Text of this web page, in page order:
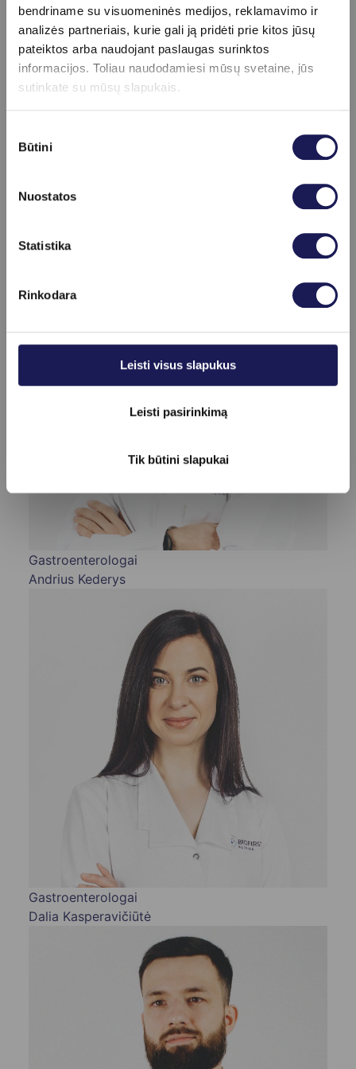
bendriname su visuomeninės medijos, reklamavimo ir
analizės partneriais, kurie gali ją pridėti prie kitos jūsų
pateiktos arba naudojant paslaugas surinktos
informacijos. Toliau naudodamiesi mūsų svetaine, jūs
sutinkate su mūsų slapukais.
pasirinkimas
Būtini
Nuostatos
Statistika
Rinkodara
Leisti visus slapukus
Leisti pasirinkimą
Tik būtini slapukai
pacientų renkasi nepatirti jokių nemalonių
pojūčių ir būti laikinai primigdomais.
Primigdymas trunka tiek, kiek trunka pats
ištyrimas. Visgi, klinikoje dirbanti
tyrimą renkamasi atlikti su intravenine
būna atliekami tiek gastroskopija, tiek
Gastroenterologai
Andrius Kederys
Gastroenterologai
Dalia Kasperavičiūtė